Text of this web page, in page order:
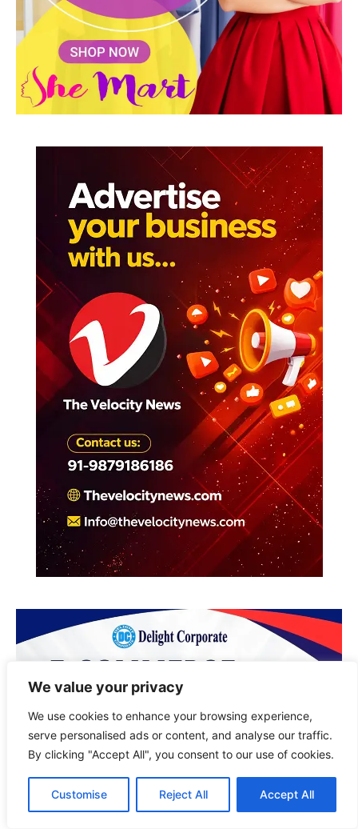
We value your privacy
We use cookies to enhance your browsing experience,
serve personalised ads or content, and analyse our traffic.
By clicking "Accept All", you consent to our use of cookies.
Customise Reject All Accept All